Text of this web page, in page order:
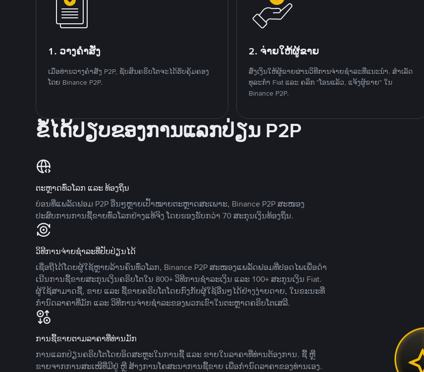
1. ວາງຄໍາສັ່ງ
ເມື່ອທ່ານວາງຄໍາສັ່ງ P2P, ຊັບສິນຄຣິບໂຕຈະໄດ້ຮັບຄຸ້ມຄອງ
ໂດຍ Binance P2P.
2. ຈ່າຍໃຫ້ຜູ້ຂາຍ
ສົ່ງເງິນໃຫ້ຜູ້ຂາຍຜ່ານວິທີການຈ່າຍຊຳລະທີ່ແນະນໍາ. ສໍາເລັດ
ທຸລະກໍາ Fiat ແລະ ຄລິກ "ໂອນແລ້ວ, ແຈ້ງຜູ້ຂາຍ" ໃນ
Binance P2P.
ຂໍ້ໄດ້ປຽບຂອງການແລກປ່ຽນ P2P
ຕະຫຼາດທົ່ວໂລກ ແລະ ທ້ອງຖິ່ນ
ບ່ອນທີ່ແພລັດຟອມ P2P ອື່ນໆຫຼາຍເປົ້າໝາຍຕະຫຼາດສະເພາະ, Binance P2P ສະໜອງ
ປະສົບການການຊື້ຂາຍທົ່ວໂລກຢ່າງແທ້ຈິງ ໂດຍຮອງຮັບກວ່າ 70 ສະກຸນເງິນທ້ອງຖິ່ນ.
ວິທີການຈ່າຍຊຳລະທີ່ປັບປ່ຽນໄດ້
ເຊື່ອຖືໄດ້ໂດຍຜູ້ໃຊ້ຫຼາຍລ້ານຄົນທົ່ວໂລກ, Binance P2P ສະໜອງແພລັດຟອມທີ່ປອດໄພເພື່ອດໍາ
ເນີນການຊື້ຂາຍສະກຸນເງິນຄຣິບໂຕໃນ 800+ ວິທີການຊໍາລະເງິນ ແລະ 100+ ສະກຸນເງິນ Fiat.
ຜູ້ໃຊ້ສາມາດຊື້, ຂາຍ ແລະ ຊື້ຂາຍຄຣິບໂຕໂດຍກົງກັບຜູ້ໃຊ້ອື່ນໆໄດ້ຢ່າງງ່າຍດາຍ, ໃນຂະນະທີ່
ກໍານົດລາຄາທີ່ມັກ ແລະ ວິທີການຈ່າຍຊຳລະຂອງພວກເຂົາໃນຕະຫຼາດຄຣິບໂຕເສລີ.
ການຊື້ຂາຍຕາມລາຄາທີ່ທ່ານມັກ
ການແລກປ່ຽນຄຣິບໂຕໂດຍອິດສະຫຼະໃນການຊື້ ແລະ ຂາຍໃນລາຄາທີ່ທ່ານຕ້ອງການ. ຊື້ ຫຼື
ຂາຍຈາກການສະເໜີທີ່ມີຢູ່ ຫຼື ສ້າງການໂຄສະນາການຊື້ຂາຍ ເພື່ອກໍານົດລາຄາຂອງທ່ານເອງ.